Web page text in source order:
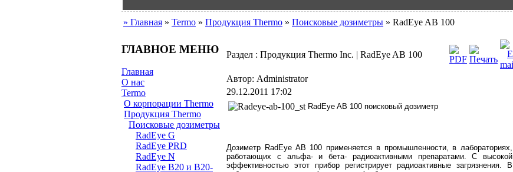
» Главная » Termo » Продукция Thermo » Поисковые дозиметры » RadEye AB 100
ГЛАВНОЕ МЕНЮ
Главная
О нас
Termo
О корпорации Thermo
Продукция Thermo
Поисковые дозиметры
RadEye G
RadEye PRD
RadEye N
RadEye B20 и B20-
Раздел : Продукция Thermo Inc. | RadEye AB 100
Автор: Administrator
29.12.2011 17:02
RadEye AB 100 поисковый дозиметр
Дозиметр RadEye AB 100 применяется в промышленности, в лабораториях,
работающих с альфа- и бета- радиоактивными препаратами. С высокой
эффективностью этот прибор регистрирует радиоактивные загрязнения. В